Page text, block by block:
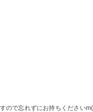
ので忘れずにお持ちください